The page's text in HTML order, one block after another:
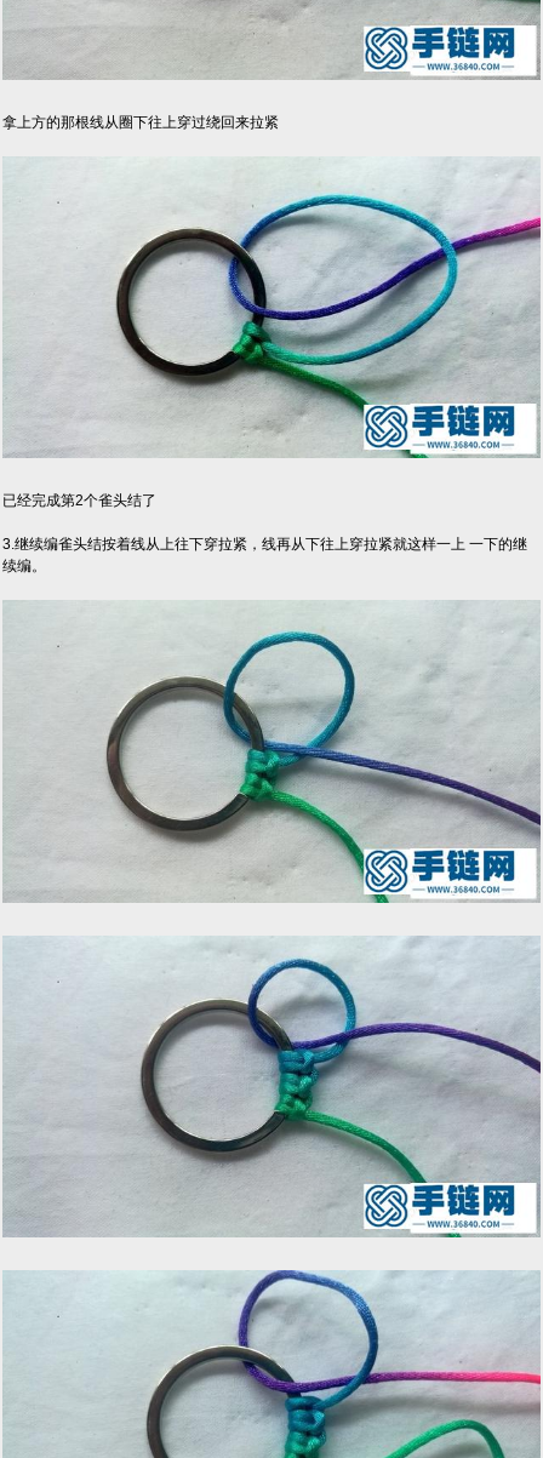
拿上方的那根线从圈下往上穿过绕回来拉紧
已经完成第2个雀头结了
3.继续编雀头结按着线从上往下穿拉紧，线再从下往上穿拉紧就这样一上 一下的继
续编。